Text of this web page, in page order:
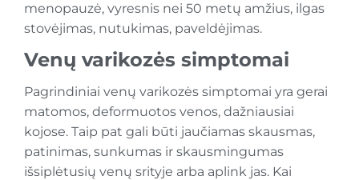
menopauzė, vyresnis nei 50 metų amžius, ilgas
stovėjimas, nutukimas, paveldėjimas.
Venų varikozės simptomai
Pagrindiniai venų varikozės simptomai yra gerai
matomos, deformuotos venos, dažniausiai
kojose. Taip pat gali būti jaučiamas skausmas,
patinimas, sunkumas ir skausmingumas
išsiplėtusių venų srityje arba aplink jas. Kai